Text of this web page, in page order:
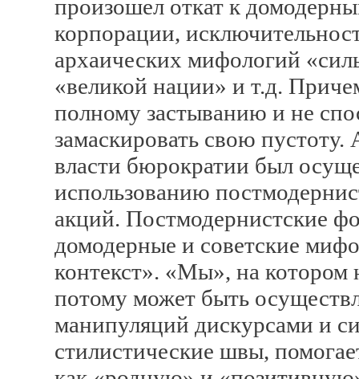
произошел откат к
корпорации,
архаических мифологий
«великой нации» и т.д.
полному застыванию и не
замаскировать свою
власти бюрократии был
использованию
акций. Постмодернистские
домодерные и советские
контекст». «Мы», на котором
потому может быть
манипуляций дискурсами и
стилистические швы,